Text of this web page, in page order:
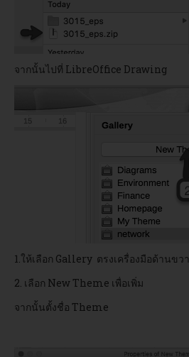
จากนั้นไปที่ LibreOffice Drawing
1.ให้เลือก Gallery ตรงเครื่องมือด้านขวา
2. เลือก New Theme เพื่อเพิ่ม
จากนั้นตั้งชื่อ Theme